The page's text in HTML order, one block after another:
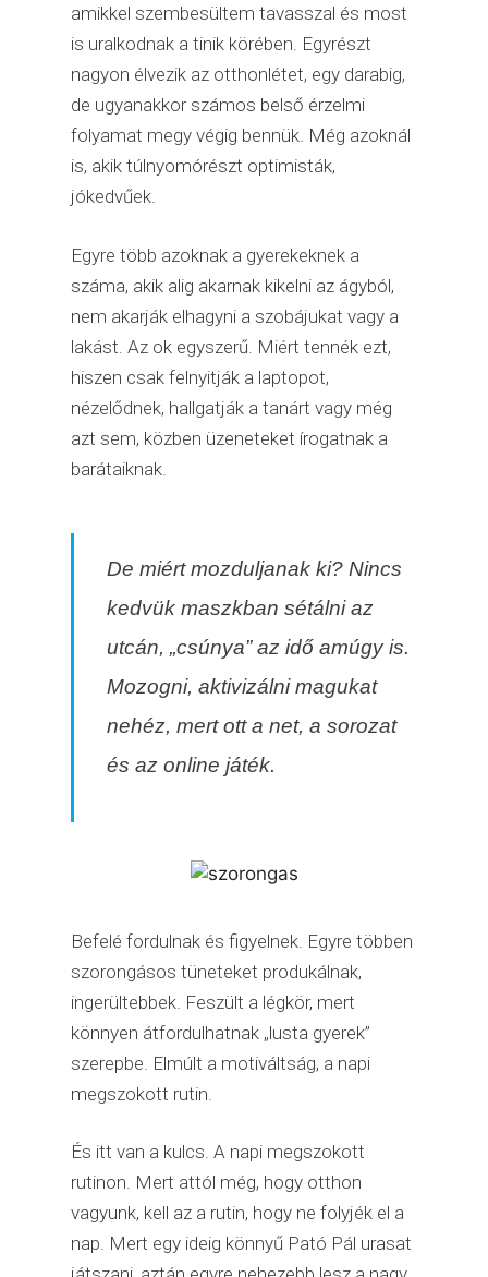
amikkel szembesültem tavasszal és most
is uralkodnak a tinik körében. Egyrészt
nagyon élvezik az otthonlétet, egy darabig,
de ugyanakkor számos belső érzelmi
folyamat megy végig bennük. Még azoknál
is, akik túlnyomórészt optimisták,
jókedvűek.
Egyre több azoknak a gyerekeknek a
száma, akik alig akarnak kikelni az ágyból,
nem akarják elhagyni a szobájukat vagy a
lakást. Az ok egyszerű. Miért tennék ezt,
hiszen csak felnyitják a laptopot,
nézelődnek, hallgatják a tanárt vagy még
azt sem, közben üzeneteket írogatnak a
barátaiknak.
De miért mozduljanak ki? Nincs
kedvük maszkban sétálni az
utcán, „csúnya” az idő amúgy is.
Mozogni, aktivizálni magukat
nehéz, mert ott a net, a sorozat
és az online játék.
Befelé fordulnak és figyelnek. Egyre többen
szorongásos tüneteket produkálnak,
ingerültebbek. Feszült a légkör, mert
könnyen átfordulhatnak „lusta gyerek”
szerepbe. Elmúlt a motiváltság, a napi
megszokott rutin.
És itt van a kulcs. A napi megszokott
rutinon. Mert attól még, hogy otthon
vagyunk, kell az a rutin, hogy ne folyjék el a
nap. Mert egy ideig könnyű Pató Pál urasat